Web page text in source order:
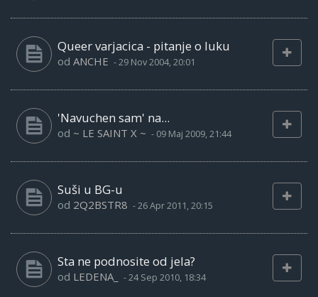
Queer varjacica - pitanje o luku
od ANCHE -29 Nov 2004, 20:01
'Navuchen sam' na...
od ~ LE SAINT X ~ - 09 Maj 2009, 21:44
Suši u BG-u
od 2Q2BSTR8 -26 Apr 2011, 20:15
Sta ne podnosite od jela?
od LEDENA_ -24 Sep 2010, 18:34